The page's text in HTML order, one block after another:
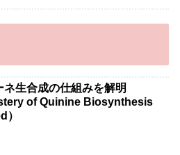
ネ生合成の仕組みを解明
of Quinine Biosynthesis
）